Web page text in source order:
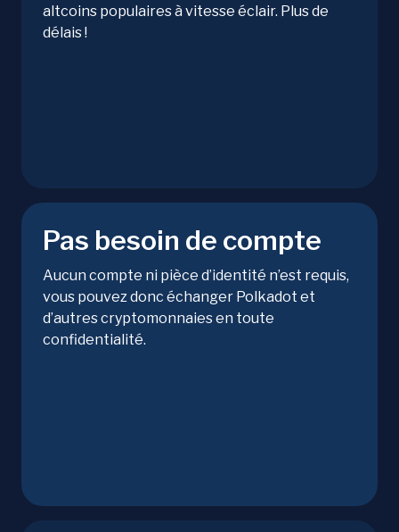
altcoins populaires à vitesse éclair. Plus de
délais !
Pas besoin de compte
Aucun compte ni pièce d’identité n’est requis,
vous pouvez donc échanger Polkadot et
d’autres cryptomonnaies en toute
confidentialité.